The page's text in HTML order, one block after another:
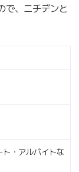
で、ニチデンと
・アルバイトな